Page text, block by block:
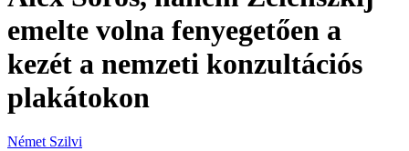
emelte volna fenyegetően a
kezét a nemzeti konzultációs
plakátokon
Német Szilvi